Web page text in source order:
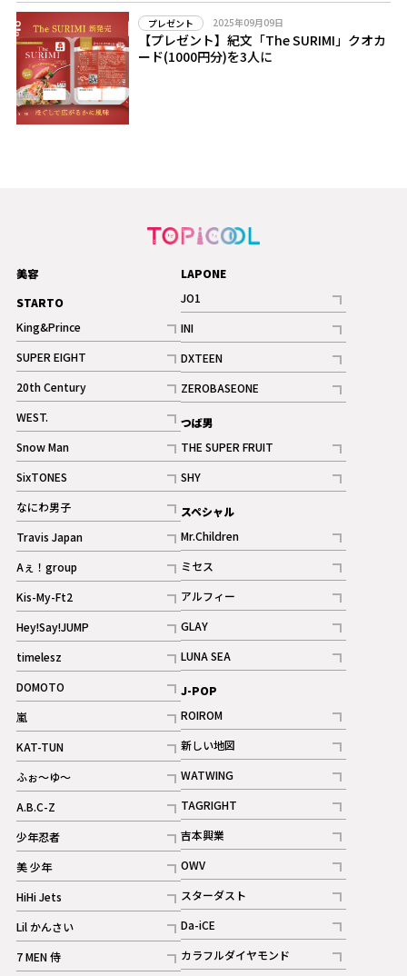
プレゼント 2025年09月09日
【プレゼント】紀文「The SURIMI」クオカ
ード(1000円分)を3人に
美容
STARTO
King&Prince
記事
SUPER EIGHT
記事
20th Century
記事
WEST.
記事
Snow Man
記事
ギャラリー
SixTONES
記事
ギャラリー
なにわ男子
記事
Travis Japan
記事
Aぇ！group
記事
Kis-My-Ft2
記事
ギャラリー
Hey!Say!JUMP
記事
timelesz
記事
DOMOTO
記事
嵐
記事
KAT-TUN
記事
ふぉ～ゆ～
記事
A.B.C-Z
記事
ギャラリー
少年忍者
記事
美 少年
記事
HiHi Jets
記事
Lil かんさい
記事
7 MEN 侍
LAPONE
JO1
記事
INI
記事
ギャラリー
DXTEEN
記事
ギャラリー
ZEROBASEONE
記事
つば男
THE SUPER FRUIT
記事
SHY
記事
スペシャル
Mr.Children
記事
ミセス
記事
アルフィー
記事
GLAY
記事
LUNA SEA
記事
J-POP
ROIROM
記事
新しい地図
記事
WATWING
記事
TAGRIGHT
記事
吉本興業
記事
OWV
記事
ギャラリー
スターダスト
記事
Da-iCE
記事
カラフルダイヤモンド